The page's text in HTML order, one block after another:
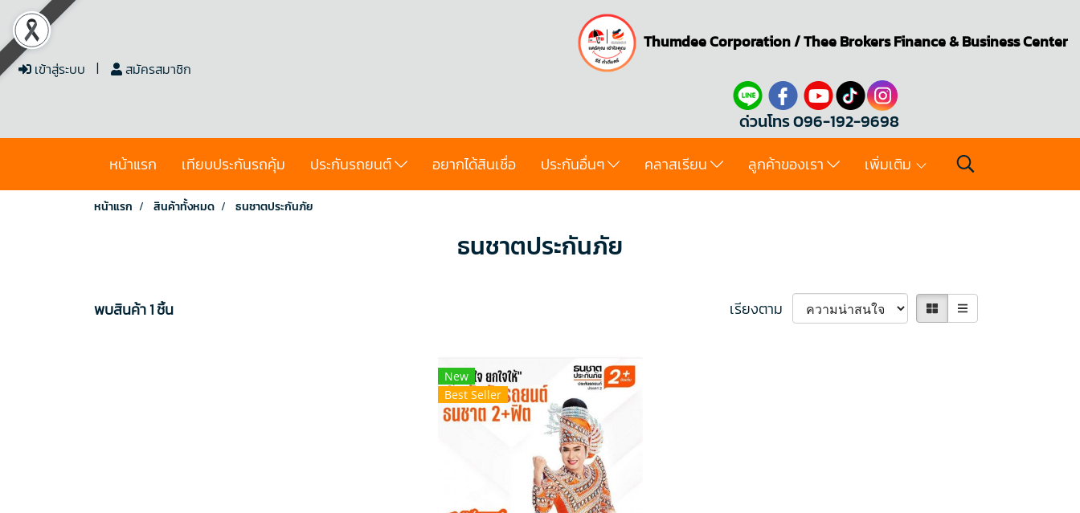
เข้าสู่ระบบ สมัครสมาชิก
Thumdee Corporation/Thee BrokersFinance & Business Center
ด่วนโทร 096-192-9698
หน้าแรก เทียบประกันรถคุ้ม ประกันรถยนต์ อยากได้สินเชื่อ ประกันอื่นๆ คลาสเรียน ลูกค้าของเรา เพิ่มเติม
หน้าแรก สินค้าทั้งหมด ธนชาตประกันภัย
ธนชาตประกันภัย
พบสินค้า 1 ชิ้น เรียงตาม
New
Best Seller